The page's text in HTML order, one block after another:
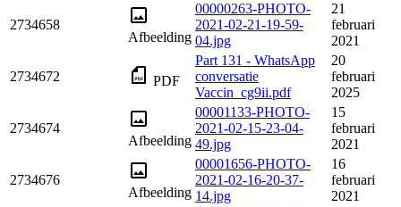
2734658
Afbeelding
00000263-PHOTO-
2021-02-21-19-59-
04.jpg
21
februari
2021
2734672 PDF
Part 131 - WhatsApp
conversatie
Vaccin_cg9ii.pdf
20
februari
2025
2734674
Afbeelding
00001133-PHOTO-
2021-02-15-23-04-
49.jpg
15
februari
2021
2734676
Afbeelding
00001656-PHOTO-
2021-02-16-20-37-
14.jpg
16
februari
2021